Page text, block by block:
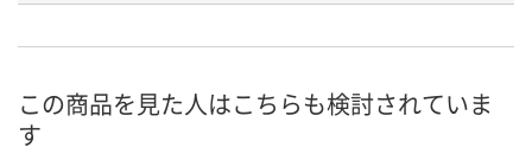
8月10日（月）
この商品を見た人はこちらも検討されていま
す